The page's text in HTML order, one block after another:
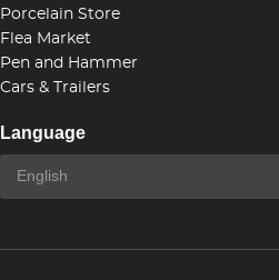
Porcelain Store
Flea Market
Pen and Hammer
Cars & Trailers
Language